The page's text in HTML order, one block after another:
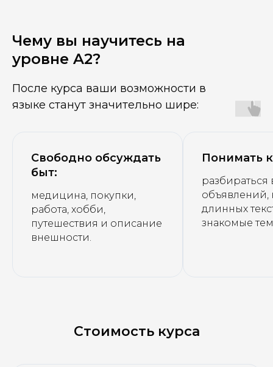
Чему вы научитесь на
уровне A2?
После курса ваши возможности в
языке станут значительно шире:
Свободно обсуждать
быт:
медицина, покупки,
работа, хобби,
путешествия и описание
внешности.
Понимать
разбираться
объявлений,
длинных
знакомые
Стоимость курса